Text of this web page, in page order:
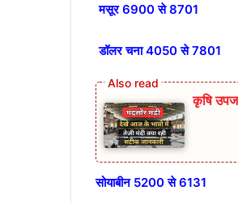
मसूर 6900 से 8701
डॉलर चना 4050 से 7801
कृषि
सोयाबीन 5200 से 6131